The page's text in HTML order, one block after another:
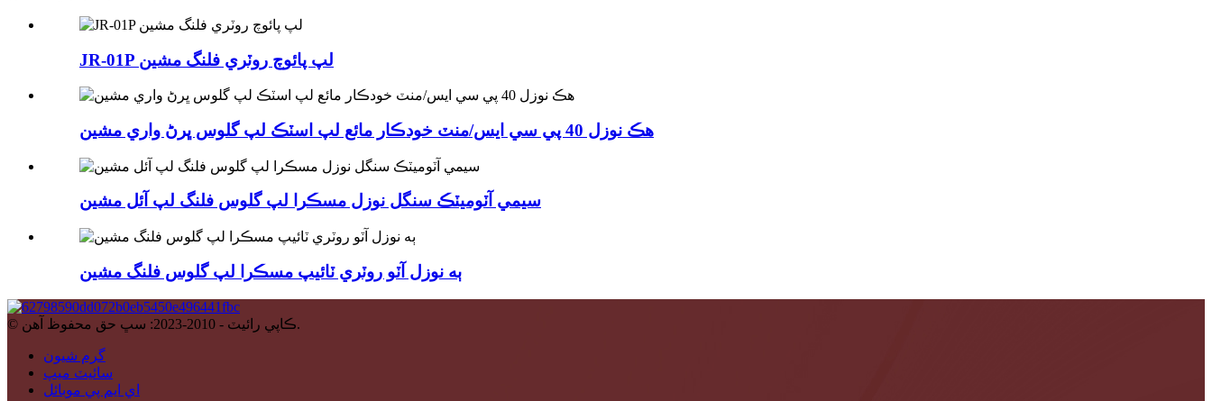
JR-01P لپ پائوچ روٽري فلنگ مشين
هڪ نوزل ​​40 پي سي ايس/منٽ خودڪار مائع لپ اسٽڪ لپ گلوس ڀرڻ واري مشين
سيمي آٽوميٽڪ سنگل نوزل ​​مسڪرا لپ گلوس فلنگ لپ آئل مشين
ٻه نوزل ​​آٽو روٽري ٽائيپ مسڪرا لپ گلوس فلنگ مشين
© ڪاپي رائيٽ - 2010-2023: سڀ حق محفوظ آهن.
گرم شيون
سائيٽ ميپ
اي ايم پي موبائل